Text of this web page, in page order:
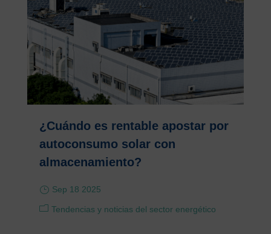
¿Cuándo es rentable apostar por
autoconsumo solar con
almacenamiento?
Sep 18 2025
Tendencias y noticias del sector energético